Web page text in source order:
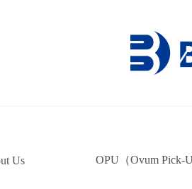
Us OPU（Ovum Pick-